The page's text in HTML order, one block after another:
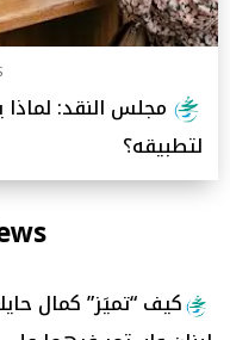
مجلس النقد: لماذا
لتطبيقه؟
كيف “تميَز” كمال